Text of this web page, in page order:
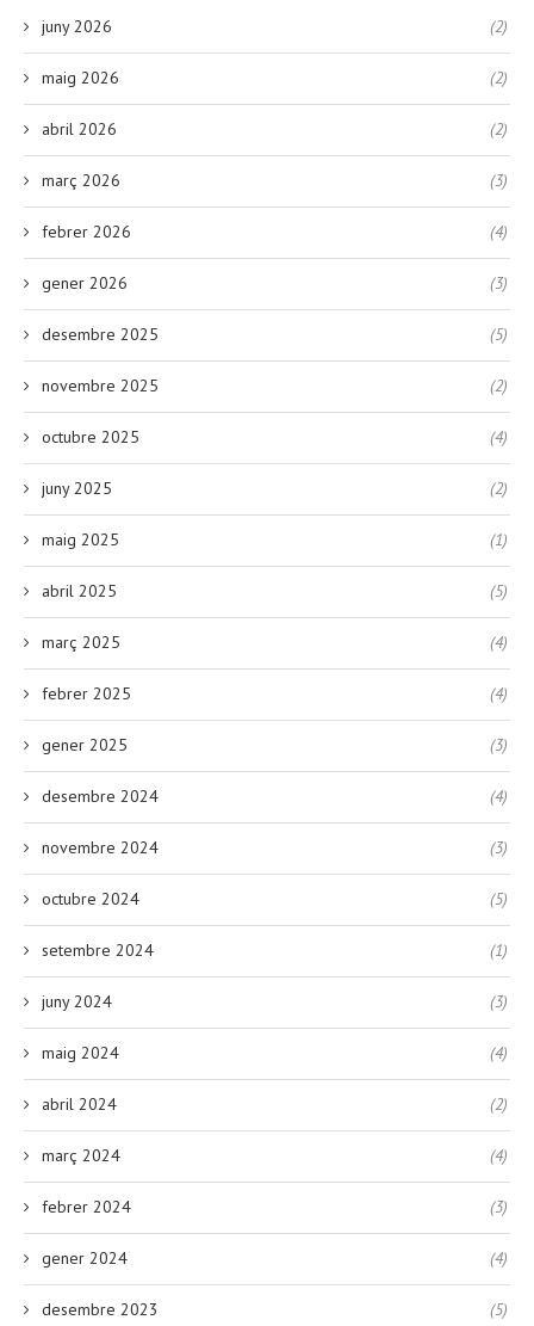
juny 2026 (2)
maig 2026 (2)
abril 2026 (2)
març 2026 (3)
febrer 2026 (4)
gener 2026 (3)
desembre 2025 (5)
novembre 2025 (2)
octubre 2025 (4)
juny 2025 (2)
maig 2025 (1)
abril 2025 (5)
març 2025 (4)
febrer 2025 (4)
gener 2025 (3)
desembre 2024 (4)
novembre 2024 (3)
octubre 2024 (5)
setembre 2024 (1)
juny 2024 (3)
maig 2024 (4)
abril 2024 (2)
març 2024 (4)
febrer 2024 (3)
gener 2024 (4)
desembre 2023 (5)